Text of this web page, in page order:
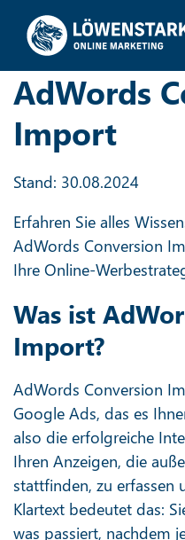
AdWords
Import
Stand: 30.08.2024
Erfahren Sie alles
AdWords Conversion
Ihre Online-
Was ist
Import?
AdWords Conversion
Google Ads, das es
also die erfolgreiche
Ihren Anzeigen, die
stattfinden, zu erfassen
Klartext bedeutet das:
was passiert, nachdem